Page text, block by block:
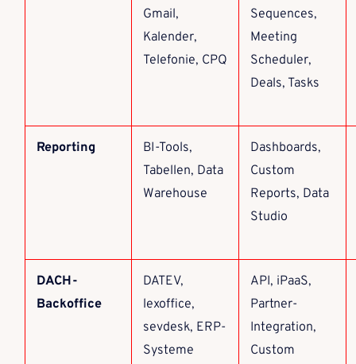
Gmail,
Kalender,
Telefonie, CPQ
Sequences,
Meeting
Scheduler,
Deals, Tasks
Reporting
BI-Tools,
Tabellen, Data
Warehouse
Dashboards,
Custom
Reports, Data
Studio
DACH-
Backoffice
DATEV,
lexoffice,
sevdesk, ERP-
Systeme
API, iPaaS,
Partner-
Integration,
Custom